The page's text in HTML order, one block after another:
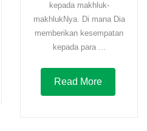
kepada makhluk-
makhlukNya. Di mana Dia
memberikan kesempatan
kepada para ...
Read More